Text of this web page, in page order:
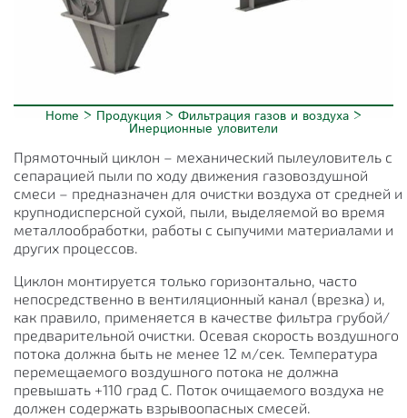
Home > Продукция > Фильтрация газов и воздуха >
Инерционные уловители
Прямоточный циклон – механический пылеуловитель с
сепарацией пыли по ходу движения газовоздушной
смеси – предназначен для очистки воздуха от средней и
крупнодисперсной сухой, пыли, выделяемой во время
металлообработки, работы с сыпучими материалами и
других процессов.
Циклон монтируется только горизонтально, часто
непосредственно в вентиляционный канал (врезка) и,
как правило, применяется в качестве фильтра грубой/
предварительной очистки. Осевая скорость воздушного
потока должна быть не менее 12 м/сек. Температура
перемещаемого воздушного потока не должна
превышать +110 град С. Поток очищаемого воздуха не
должен содержать взрывоопасных смесей.